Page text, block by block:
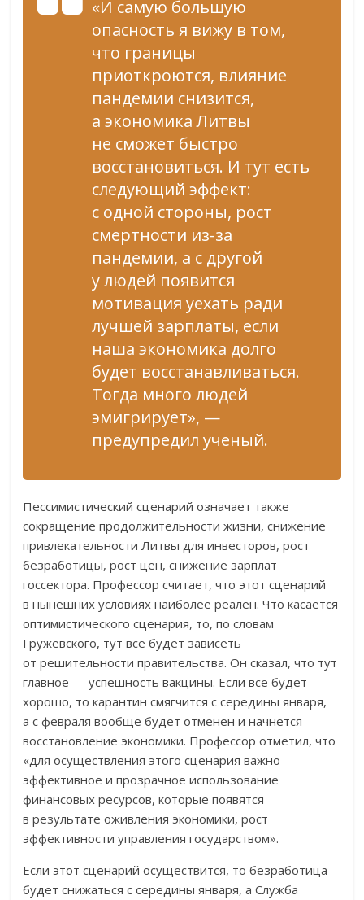
«И самую большую
опасность я вижу в том,
что границы
приоткроются, влияние
пандемии снизится,
а экономика Литвы
не сможет быстро
восстановиться. И тут есть
следующий эффект:
с одной стороны, рост
смертности из-за
пандемии, а с другой
у людей появится
мотивация уехать ради
лучшей зарплаты, если
наша экономика долго
будет восстанавливаться.
Тогда много людей
эмигрирует», —
предупредил ученый.
Пессимистический сценарий означает также
сокращение продолжительности жизни, снижение
привлекательности Литвы для инвесторов, рост
безработицы, рост цен, снижение зарплат
госсектора. Профессор считает, что этот сценарий
в нынешних условиях наиболее реален. Что касается
оптимистического сценария, то, по словам
Гружевского, тут все будет зависеть
от решительности правительства. Он сказал, что тут
главное — успешность вакцины. Если все будет
хорошо, то карантин смягчится с середины января,
а с февраля вообще будет отменен и начнется
восстановление экономики. Профессор отметил, что
«для осуществления этого сценария важно
эффективное и прозрачное использование
финансовых ресурсов, которые появятся
в результате оживления экономики, рост
эффективности управления государством».
Если этот сценарий осуществится, то безработица
будет снижаться с середины января, а Служба